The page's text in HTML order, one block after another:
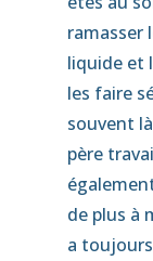
ramasser
liquide et
les faire
souvent
père
de plus à
a